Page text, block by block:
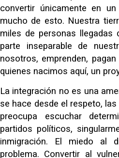
convertir únicamente en
mucho de esto. Nuestra
miles de personas
parte inseparable de
nosotros, emprenden,
quienes nacimos aquí, un
La integración no es una
se hace desde el respeto,
preocupa escuchar
partidos políticos,
inmigración. El miedo al
problema. Convertir al